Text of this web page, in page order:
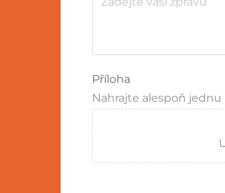
Příloha
Nahrajte alespoň jednu